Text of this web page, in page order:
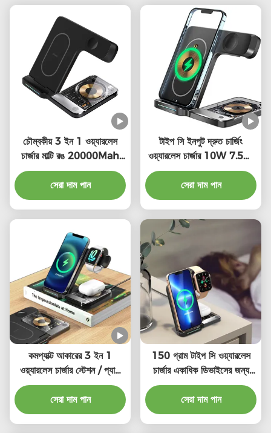
চৌম্বকীয় 3 ইন 1 ওয়্যারলেস
চার্জার মাল্টি রঙ 20000Mah
উচ্চ ক্ষমতা
সেরা দাম পান
টাইপ সি ইনপুট দ্রুত চার্জিং
ওয়্যারলেস চার্জার 10W 7.5W
5W আইফোনের জন্য অ্যাপল
ওয়াচ এয়ার পডস
সেরা দাম পান
কমপ্যাক্ট আকারের 3 ইন 1
ওয়্যারলেস চার্জার স্টেশন / প্যাড
ডাব্লু / টাইপ সি ক্যাবল
সেরা দাম পান
150 গ্রাম টাইপ সি ওয়্যারলেস
চার্জার একাধিক ডিভাইসের জন্য
দ্রুত চার্জিং 2-8 মিমি চার্জিং দূরত্ব
সেরা দাম পান